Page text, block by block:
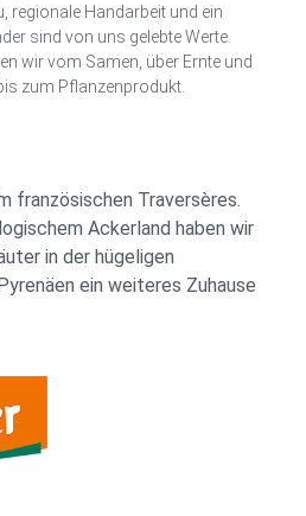
regionale Handarbeit und ein
sind von uns gelebte Werte.
wir vom Samen, über Ernte und
zum Pflanzenprodukt.
französischen Traversères.
Ackerland haben wir
in der hügeligen
ein weiteres Zuhause